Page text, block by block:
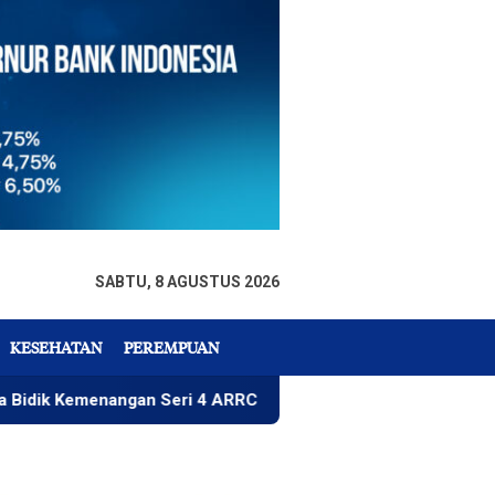
SABTU, 8 AGUSTUS 2026
KESEHATAN PEREMPUAN
Seri 4 ARRC Rizky Wahyudi, Menu Paket Nasi